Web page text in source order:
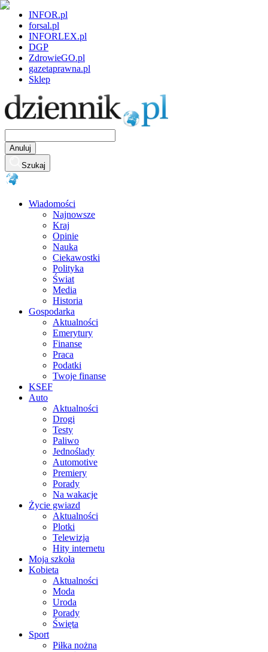
INFOR.pl
forsal.pl
INFORLEX.pl
DGP
ZdrowieGO.pl
gazetaprawna.pl
Sklep
Anuluj
Szukaj
Wiadomości
Najnowsze
Kraj
Opinie
Nauka
Ciekawostki
Polityka
Świat
Media
Historia
Gospodarka
Aktualności
Emerytury
Finanse
Praca
Podatki
Twoje finanse
KSEF
Auto
Aktualności
Drogi
Testy
Paliwo
Jednoślady
Automotive
Premiery
Porady
Na wakacje
Życie gwiazd
Aktualności
Plotki
Telewizja
Hity internetu
Moja szkoła
Kobieta
Aktualności
Moda
Uroda
Porady
Święta
Sport
Piłka nożna